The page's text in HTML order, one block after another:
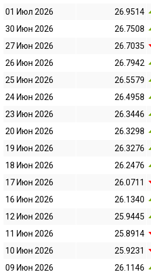
01 Июл 2026
26.9514
30 Июн 2026
26.7508
27 Июн 2026
26.7035
26 Июн 2026
26.7942
25 Июн 2026
26.5579
24 Июн 2026
26.4958
23 Июн 2026
26.3446
20 Июн 2026
26.3298
19 Июн 2026
26.3276
18 Июн 2026
26.2476
17 Июн 2026
26.0711
16 Июн 2026
26.1340
12 Июн 2026
25.9445
11 Июн 2026
25.8914
10 Июн 2026
25.9231
09 Июн 2026
26.1146